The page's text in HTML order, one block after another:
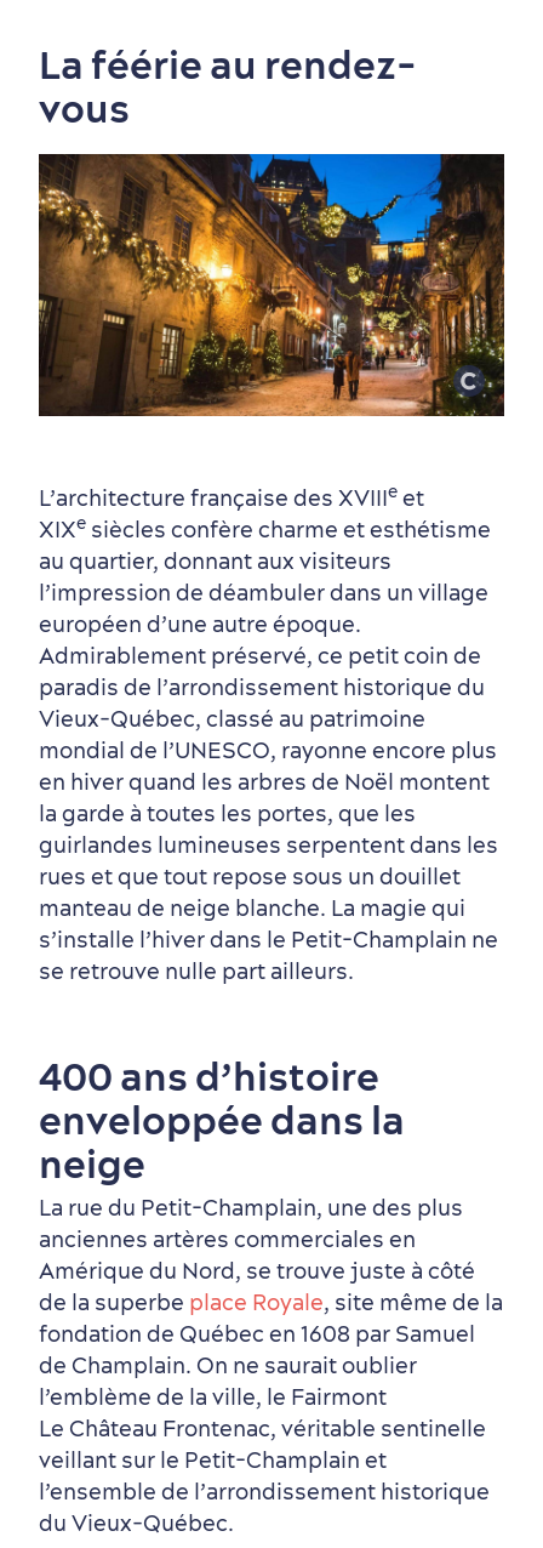
Quartiers centraux
Autour du centre-ville
Périphérie de la ville
Quoi faire en août
Activités en été
Activités en hiver
Produits locaux
dans le Vieux-Québec
en famille
Vieux-Québec
Hôtels écologiques
Centres de villégiature
Itinéraires
Magazine Québec cité
Informations pratiques
La féérie au rendez-
vous
L’architecture française des XVIIIe et
XIXe siècles confère charme et esthétisme
au quartier, donnant aux visiteurs
l’impression de déambuler dans un village
européen d’une autre époque.
Admirablement préservé, ce petit coin de
paradis de l’arrondissement historique du
Vieux‑Québec, classé au patrimoine
mondial de l’UNESCO, rayonne encore plus
en hiver quand les arbres de Noël montent
la garde à toutes les portes, que les
guirlandes lumineuses serpentent dans les
rues et que tout repose sous un douillet
manteau de neige blanche. La magie qui
s’installe l’hiver dans le Petit-Champlain ne
se retrouve nulle part ailleurs.
400 ans d’histoire
enveloppée dans la
neige
La rue du Petit-Champlain, une des plus
anciennes artères commerciales en
Amérique du Nord, se trouve juste à côté
de la superbe place Royale, site même de la
fondation de Québec en 1608 par Samuel
de Champlain. On ne saurait oublier
l’emblème de la ville, le Fairmont
Le Château Frontenac, véritable sentinelle
veillant sur le Petit-Champlain et
l’ensemble de l’arrondissement historique
du Vieux‑Québec.